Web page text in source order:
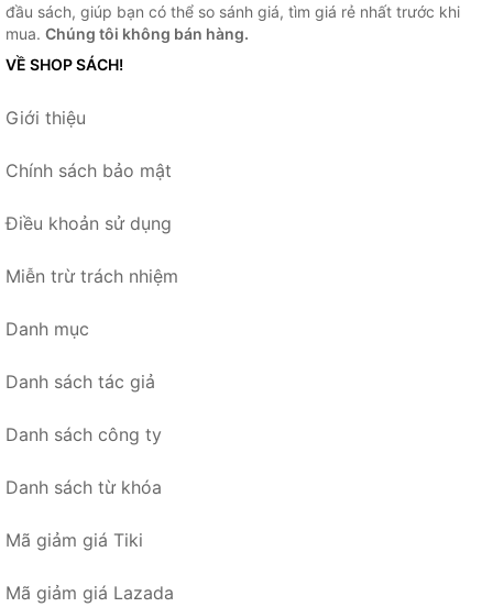
đầu sách, giúp bạn có thể so sánh giá, tìm giá rẻ nhất trước khi
mua. Chúng tôi không bán hàng.
VỀ SHOP SÁCH!
Giới thiệu
Chính sách bảo mật
Điều khoản sử dụng
Miễn trừ trách nhiệm
Danh mục
Danh sách tác giả
Danh sách công ty
Danh sách từ khóa
Mã giảm giá Tiki
Mã giảm giá Lazada